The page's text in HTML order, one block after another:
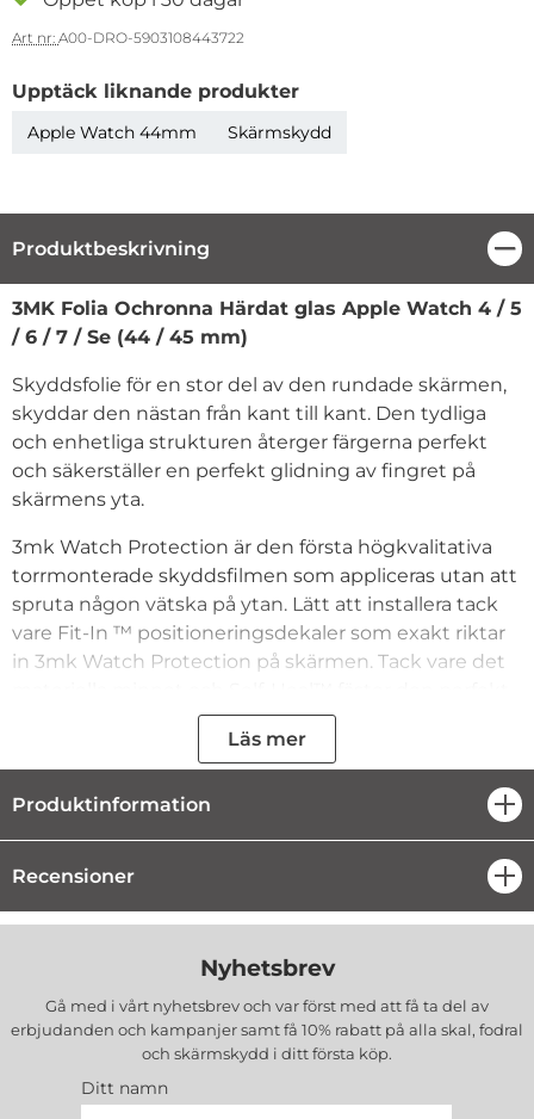
Art nr: A00-DRO-5903108443722
Upptäck liknande produkter
Apple Watch 44mm Skärmskydd
Produktbeskrivning
Produktbeskrivning
3MK Folia Ochronna Härdat glas Apple Watch 4 / 5
/ 6 / 7 / Se (44 / 45 mm)
Skyddsfolie för en stor del av den rundade skärmen,
skyddar den nästan från kant till kant. Den tydliga
och enhetliga strukturen återger färgerna perfekt
och säkerställer en perfekt glidning av fingret på
skärmens yta.
3mk Watch Protection är den första högkvalitativa
torrmonterade skyddsfilmen som appliceras utan att
spruta någon vätska på ytan. Lätt att installera tack
vare Fit-In ™ positioneringsdekaler som exakt riktar
in 3mk Watch Protection på skärmen. Tack vare det
och regenererar de resulterande reporna.
Laserproduktionen av 3mk Watch Protection
säkerställer en perfekt passform på skärmen.
PRODUKTFUNKTIONER:
- 100 % original
– Exakt gjorda
- Ger effektivt skärmskydd
- Behåller full känslighet för beröring
- Lätt att montera och demontera
Läs mer
Produktinformation
Recensioner
Nyhetsbrev
Gå med i vårt nyhetsbrev och var först med att få ta del av
erbjudanden och kampanjer samt få 10% rabatt på alla skal, fodral
och skärmskydd i ditt första köp.
Ditt namn